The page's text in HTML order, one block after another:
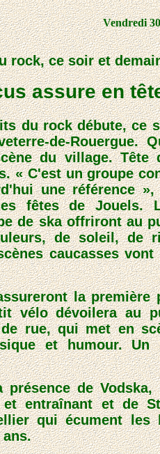
Vendredi
rock, ce soir et
assure en
du rock débute, ce
de-Rouergue.
du village. Tête
« C'est un groupe
une référence »,
fêtes de Jouels.
de ska offriront au
de soleil, de
caucasses
la première
vélo dévoilera au
rue, qui met en
et humour. Un
présence de
entraînant et de
qui écument les